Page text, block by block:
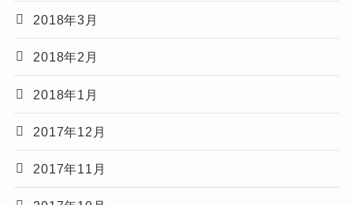
2018年3月
2018年2月
2018年1月
2017年12月
2017年11月